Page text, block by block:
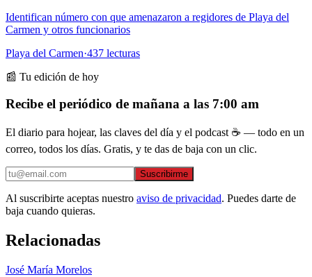
Identifican número con que amenazaron a regidores de Playa del
Carmen y otros funcionarios
Playa del Carmen·437 lecturas
📰 Tu edición de hoy
Recibe el periódico de mañana a las 7:00 am
El diario para hojear, las claves del día y el podcast ☕ — todo en un
correo, todos los días. Gratis, y te das de baja con un clic.
Suscribirme
Al suscribirte aceptas nuestro aviso de privacidad. Puedes darte de
baja cuando quieras.
Relacionadas
José María Morelos